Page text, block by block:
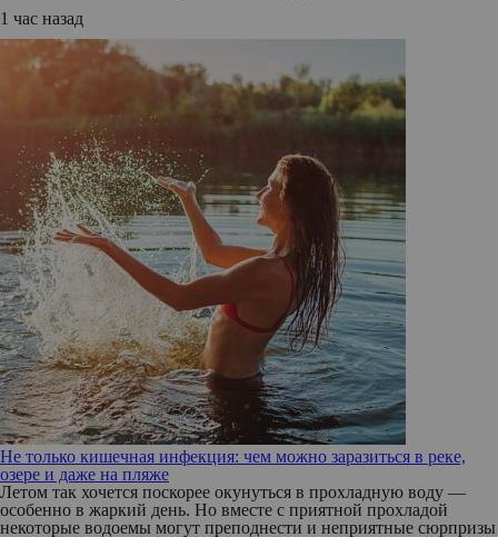
1 час назад
Не только кишечная инфекция: чем можно заразиться в реке,
озере и даже на пляже
Летом так хочется поскорее окунуться в прохладную воду —
особенно в жаркий день. Но вместе с приятной прохладой
некоторые водоемы могут преподнести и неприятные сюрпризы